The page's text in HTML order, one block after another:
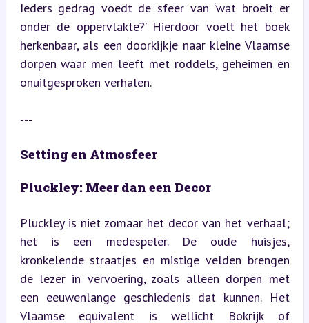
Ieders gedrag voedt de sfeer van ‘wat broeit er
onder de oppervlakte?’ Hierdoor voelt het boek
herkenbaar, als een doorkijkje naar kleine Vlaamse
dorpen waar men leeft met roddels, geheimen en
onuitgesproken verhalen.
---
Setting en Atmosfeer
Pluckley: Meer dan een Decor
Pluckley is niet zomaar het decor van het verhaal;
het is een medespeler. De oude huisjes,
kronkelende straatjes en mistige velden brengen
de lezer in vervoering, zoals alleen dorpen met
een eeuwenlange geschiedenis dat kunnen. Het
Vlaamse equivalent is wellicht Bokrijk of